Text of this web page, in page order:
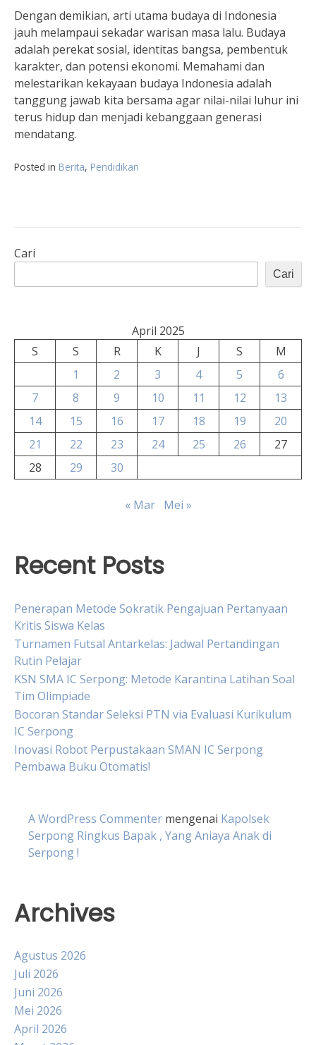
Dengan demikian, arti utama budaya di Indonesia
jauh melampaui sekadar warisan masa lalu. Budaya
adalah perekat sosial, identitas bangsa, pembentuk
karakter, dan potensi ekonomi. Memahami dan
melestarikan kekayaan budaya Indonesia adalah
tanggung jawab kita bersama agar nilai-nilai luhur ini
terus hidup dan menjadi kebanggaan generasi
mendatang.
Posted in Berita, Pendidikan
Cari
Cari
April 2025
S
S R K J S
M
1
2 3 4 5
6
7
8 9 10 11 12
13
14
15 16 17 18 19
20
21
22 23 24 25 26
27
28
29 30
« Mar Mei »
Recent Posts
Penerapan Metode Sokratik Pengajuan Pertanyaan
Kritis Siswa Kelas
Turnamen Futsal Antarkelas: Jadwal Pertandingan
Rutin Pelajar
KSN SMA IC Serpong: Metode Karantina Latihan Soal
Tim Olimpiade
Bocoran Standar Seleksi PTN via Evaluasi Kurikulum
IC Serpong
Inovasi Robot Perpustakaan SMAN IC Serpong
Pembawa Buku Otomatis!
A WordPress Commenter mengenai Kapolsek
Serpong Ringkus Bapak , Yang Aniaya Anak di
Serpong !
Archives
Agustus 2026
Juli 2026
Juni 2026
Mei 2026
April 2026